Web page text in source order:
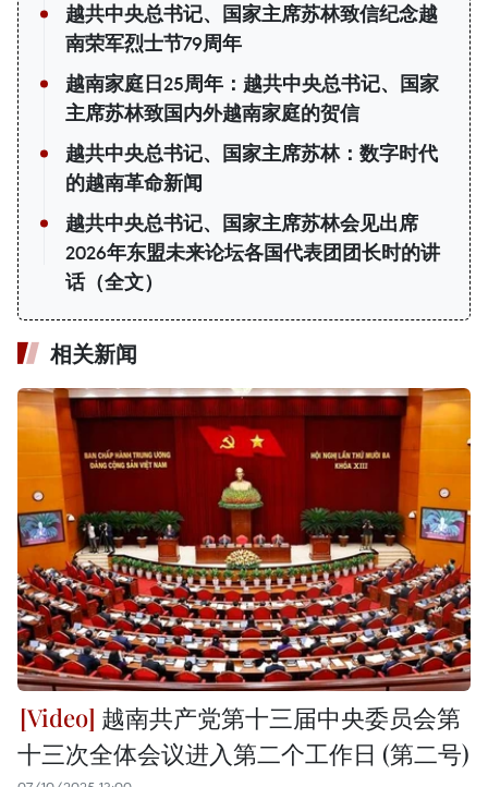
越共中央总书记、国家主席苏林致信纪念越
南荣军烈士节79周年
越南家庭日25周年：越共中央总书记、国家
主席苏林致国内外越南家庭的贺信
越共中央总书记、国家主席苏林：数字时代
的越南革命新闻
越共中央总书记、国家主席苏林会见出席
2026年东盟未来论坛各国代表团团长时的讲
话（全文）
相关新闻
越南共产党第十三届中央委员会第
十三次全体会议进入第二个工作日 (第二号)